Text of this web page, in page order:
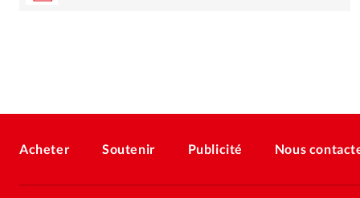
Acheter Soutenir Publicité Nous